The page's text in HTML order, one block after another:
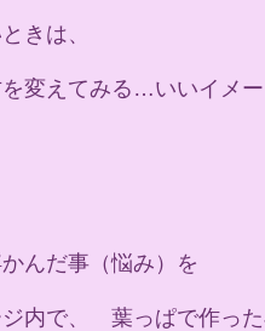
きは、
変えてみる…いいイメ
んだ事（悩み）を
内で、 葉っぱで作っ